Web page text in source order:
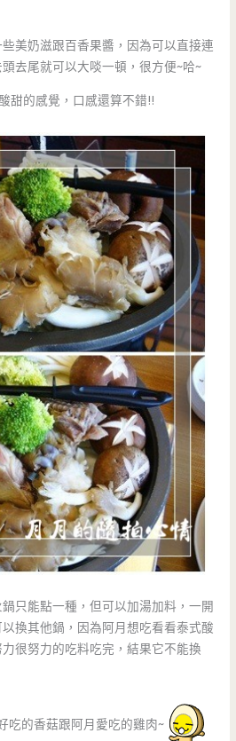
美奶滋跟百香果醬，因為可以直接連
去尾就可以大啖一頓，很方便~哈~
甜的感覺，口感還算不錯!!
只能點一種，但可以加湯加料，一開
換其他鍋，因為阿月想吃看看泰式酸
很努力的吃料吃完，結果它不能換
吃的香菇跟阿月愛吃的雞肉~